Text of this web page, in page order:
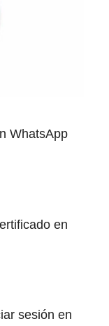
WhatsApp
en
sesión en